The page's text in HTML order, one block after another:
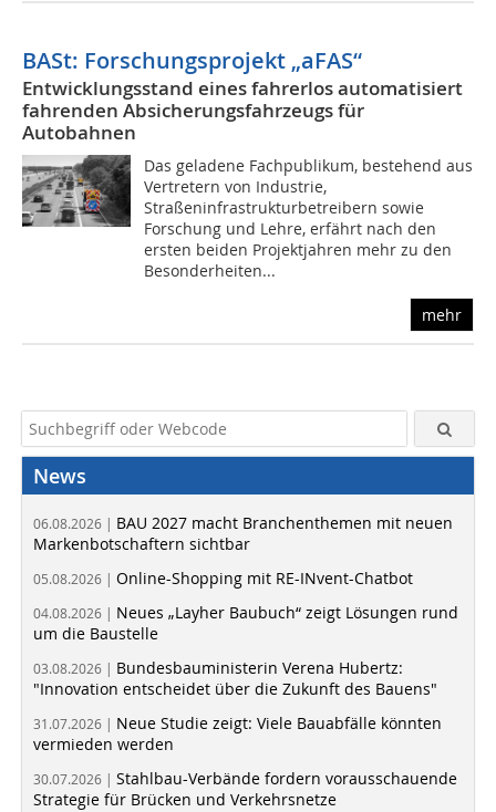
BASt: Forschungsprojekt „aFAS“
Entwicklungsstand eines fahrerlos automatisiert
fahrenden Absicherungsfahrzeugs für
Autobahnen
Das geladene Fachpublikum, bestehend aus
Vertretern von Industrie,
Straßeninfrastrukturbetreibern sowie
Forschung und Lehre, erfährt nach den
ersten beiden Projektjahren mehr zu den
Besonderheiten...
mehr
News
06.08.2026 | BAU 2027 macht Branchenthemen mit neuen
Markenbotschaftern sichtbar
05.08.2026 | Online-Shopping mit RE-INvent-Chatbot
04.08.2026 | Neues „Layher Baubuch“ zeigt Lösungen rund
um die Baustelle
03.08.2026 | Bundesbauministerin Verena Hubertz:
"Innovation entscheidet über die Zukunft des Bauens"
31.07.2026 | Neue Studie zeigt: Viele Bauabfälle könnten
vermieden werden
30.07.2026 | Stahlbau-Verbände fordern vorausschauende
Strategie für Brücken und Verkehrsnetze